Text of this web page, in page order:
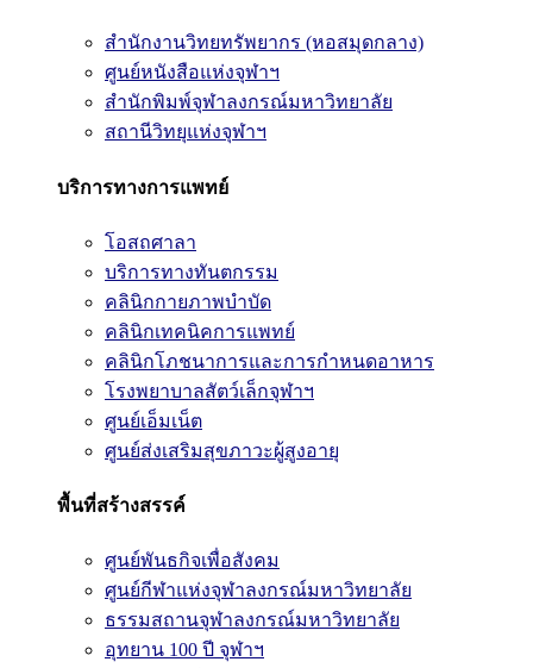
สำนักงานวิทยทรัพยากร (หอสมุดกลาง)
ศูนย์หนังสือแห่งจุฬาฯ
สำนักพิมพ์จุฬาลงกรณ์มหาวิทยาลัย
สถานีวิทยุแห่งจุฬาฯ
บริการทางการแพทย์
โอสถศาลา
บริการทางทันตกรรม
คลินิกกายภาพบำบัด
คลินิกเทคนิคการแพทย์
คลินิกโภชนาการและการกำหนดอาหาร
โรงพยาบาลสัตว์เล็กจุฬาฯ
ศูนย์เอ็มเน็ต
ศูนย์ส่งเสริมสุขภาวะผู้สูงอายุ
พื้นที่สร้างสรรค์
ศูนย์พันธกิจเพื่อสังคม
ศูนย์กีฬาแห่งจุฬาลงกรณ์มหาวิทยาลัย
ธรรมสถานจุฬาลงกรณ์มหาวิทยาลัย
อุทยาน 100 ปี จุฬาฯ